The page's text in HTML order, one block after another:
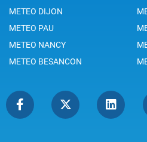
METEO DIJON
METEO PAU
METEO NANCY
METEO BESANCON